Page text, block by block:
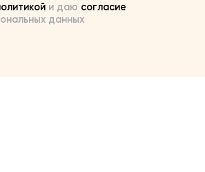
и даю согласие
данных